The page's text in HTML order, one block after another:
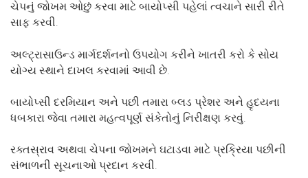
ચેપનું જોખમ ઓછું કરવા માટે બાયોપ્સી પહેલાં ત્વચાને સારી રીતે
સાફ કરવી.
અલ્ટ્રાસાઉન્ડ માર્ગદર્શનનો ઉપયોગ કરીને ખાતરી કરો કે સોય
યોગ્ય સ્થાને દાખલ કરવામાં આવી છે.
બાયોપ્સી દરમિયાન અને પછી તમારા બ્લડ પ્રેશર અને હૃદયના
ધબકારા જેવા તમારા મહત્વપૂર્ણ સંકેતોનું નિરીક્ષણ કરવું.
રક્તસ્રાવ અથવા ચેપના જોખમને ઘટાડવા માટે પ્રક્રિયા પછીની
સંભાળની સૂચનાઓ પ્રદાન કરવી.